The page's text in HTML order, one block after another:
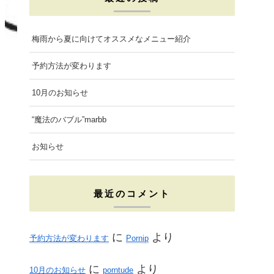
b
o
o
k
a
g
r
a
m
t
e
r
梅雨から夏に向けてオススメなメニュー紹介
予約方法が変わります
10月のお知らせ
“魔法のバブル”marbb
お知らせ
最近のコメント
予約方法が変わります に Pornip より
10月のお知らせ に porntude より